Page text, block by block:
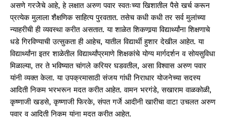
असणे गरजेेचे आहे, हे लक्षात अरुण पवार स्वतःच्या खिशातील पैसे खर्च करून
प्रत्येक मुलाला शैक्षणिक साहित्य पुरवतात. तसेच कधी कधी तर सर्व मुलांच्या
न्याहरीची ही व्यवस्था करीत असतात. या शाळेत शिकणार्‍या विद्यार्थ्यांना शिक्षणाचे
धडे गिरविण्याची उत्सुकता ही आहेच, यातील विद्यार्थी हुशार देखील आहेत. या
विद्यार्थ्यांना इतर शाळेतील विद्यार्थ्यांप्रमाणे शिक्षकांचे योग्य मार्गदर्शन व सोयसुविधा
मिळाल्या, तर ते भविष्यात चांगले करियर घडवतील, असा विश्‍वास अरुण पवार
यांनी व्यक्त केला. या उपक्रमासाठी संजय गांधी निराधार योजनेच्या सदस्य
आदिती निकम भरभरून मदत करीत आहेत. वामन भरगंडे, सखाराम वाळकोळी,
कृष्णाजी खडसे, कृष्णाजी फिरके, संपत गर्जे आदीनी खारीचा वाटा उचलत अरुण
पवार व आदिती निकम यांना मदत करीत आहेत.